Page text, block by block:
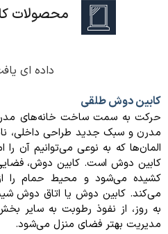
محصولات
داده ای
کابین دوش طلقی
حرکت به سمت ساخت خانه‌های مدرن
مدرن و سبک جدید طراحی داخلی،
المان‌ها که به نوعی می‌توانیم آن
کابین دوش است. کابین دوش،
کشیده می‌شود و محیط حمام را
می‌کند. کابین دوش یا اتاق دوش
به روز، از نفوذ رطوبت به سایر
مدیریت بهتر فضای منزل می‌شود.